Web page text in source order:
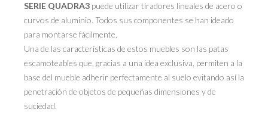
SERIE QUADRA3 puede utilizar tiradores lineales de acero o
curvos de aluminio. Todos sus componentes se han ideado
para montarse fácilmente.
Una de las características de estos muebles son las patas
escamoteables que, gracias a una idea exclusiva, permiten a la
base del mueble adherir perfectamente al suelo evitando así la
penetración de objetos de pequeñas dimensiones y de
suciedad.